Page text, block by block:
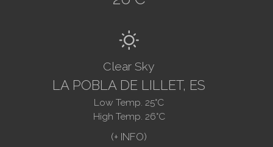
B
Clear Sky
LA POBLA DE LILLET, ES
Low Temp. 25°C
High Temp. 26°C